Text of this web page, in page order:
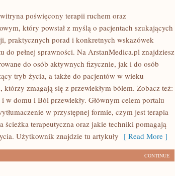
poświęcony terapii ruchem oraz
który powstał z myślą o pacjentach szukających
praktycznych porad i konkretnych wskazówek
do pełnej sprawności. Na ArstanMedica.pl znajdziesz
do osób aktywnych fizycznie, jak i do osób
tryb życia, a także do pacjentów w wieku
którzy zmagają się z przewlekłym bólem. Zobacz też:
w domu i Ból przewlekły. Głównym celem portalu
w przystępnej formie, czym jest terapia
ścieżka terapeutyczna oraz jakie techniki pomagają
Użytkownik znajdzie tu artykuły [ Read More ]
CONTINUE